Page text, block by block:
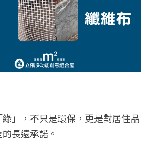
」，不只是環保，更是對居住品
長遠承諾。